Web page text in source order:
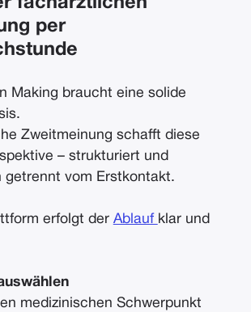
fachärztlichen
per
Making braucht eine solide
Zweitmeinung schafft diese
– strukturiert und
getrennt vom Erstkontakt.
erfolgt der Ablauf klar und
medizinischen Schwerpunkt